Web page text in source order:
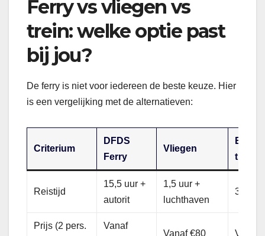
Ferry vs vliegen vs
trein: welke optie past
bij jou?
De ferry is niet voor iedereen de beste keuze. Hier
is een vergelijking met de alternatieven:
Criterium
DFDS
Ferry
Vliegen
trein
Reistijd
15,5 uur +
autorit
1,5 uur +
luchthaven
3 uur
Prijs (2 pers.
Vanaf
Vanaf €80 Vanaf